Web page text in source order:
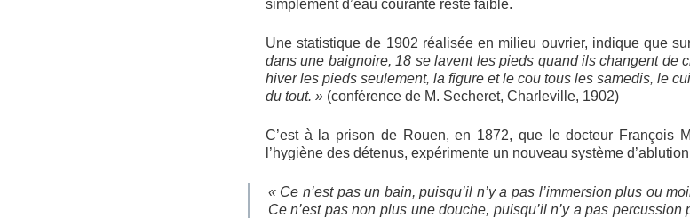
simplement d’eau courante reste faible.
Une statistique de 1902 réalisée en milieu ouvrier, indique que
dans une baignoire, 18 se lavent les pieds quand ils changent de
hiver les pieds seulement, la figure et le cou tous les samedis, le
du tout. » (conférence de M. Secheret, Charleville, 1902)
C’est à la prison de Rouen, en 1872, que le docteur François
l’hygiène des détenus, expérimente un nouveau système
« Ce n’est pas un bain, puisqu’il n’y a pas l’immersion plus ou
Ce n’est pas non plus une douche, puisqu’il n’y a pas percussion